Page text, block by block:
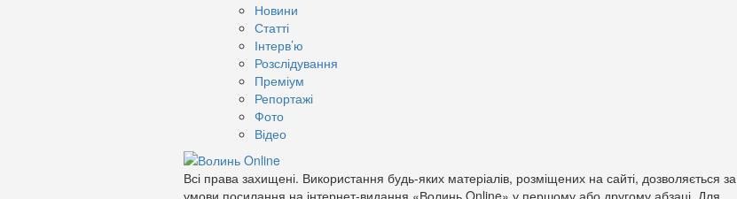
Новини
Статті
Інтерв’ю
Розслідування
Преміум
Репортажі
Фото
Відео
Всі права захищені. Використання будь-яких матеріалів, розміщених на сайті, дозволяється за